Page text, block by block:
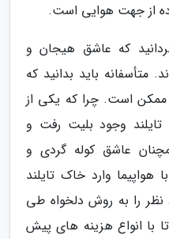
از جهت هوایی است.
که عاشق هیجان و
متأسفانه باید بدانید که
ممکن است. چرا که یکی از
وجود بلیت رفت و
عاشق کوله گردی و
وارد خاک تایلند
را به روش دلخواه طی
با انواع هزینه های پیش